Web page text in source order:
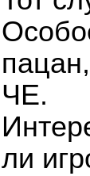
ЧЕ.
ли